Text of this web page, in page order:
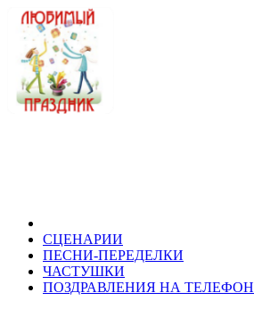
СЦЕНАРИИ
ПЕСНИ-ПЕРЕДЕЛКИ
ЧАСТУШКИ
ПОЗДРАВЛЕНИЯ НА ТЕЛЕФОН